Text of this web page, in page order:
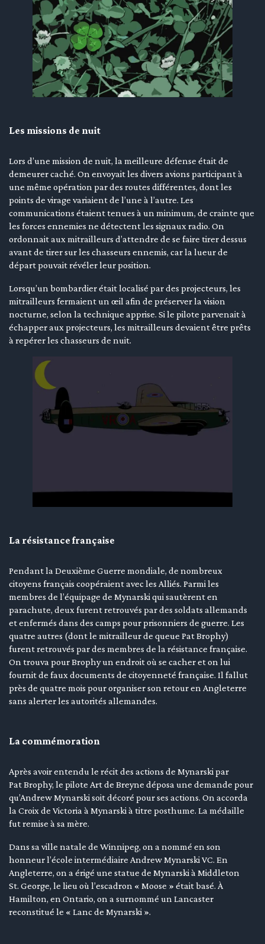
Les missions de nuit
Lors d’une mission de nuit, la meilleure défense était de
demeurer caché. On envoyait les divers avions participant à
une même opération par des routes différentes, dont les
points de virage variaient de l’une à l’autre. Les
communications étaient tenues à un minimum, de crainte que
les forces ennemies ne détectent les signaux radio. On
ordonnait aux mitrailleurs d’attendre de se faire tirer dessus
avant de tirer sur les chasseurs ennemis, car la lueur de
départ pouvait révéler leur position.
Lorsqu’un bombardier était localisé par des projecteurs, les
mitrailleurs fermaient un œil afin de préserver la vision
nocturne, selon la technique apprise. Si le pilote parvenait à
échapper aux projecteurs, les mitrailleurs devaient être prêts
à repérer les chasseurs de nuit.
La résistance française
Pendant la Deuxième Guerre mondiale, de nombreux
citoyens français coopéraient avec les Alliés. Parmi les
membres de l’équipage de Mynarski qui sautèrent en
parachute, deux furent retrouvés par des soldats allemands
et enfermés dans des camps pour prisonniers de guerre. Les
quatre autres (dont le mitrailleur de queue Pat Brophy)
furent retrouvés par des membres de la résistance française.
On trouva pour Brophy un endroit où se cacher et on lui
fournit de faux documents de citoyenneté française. Il fallut
près de quatre mois pour organiser son retour en Angleterre
sans alerter les autorités allemandes.
La commémoration
Après avoir entendu le récit des actions de Mynarski par
Pat Brophy, le pilote Art de Breyne déposa une demande pour
qu’Andrew Mynarski soit décoré pour ses actions. On accorda
la Croix de Victoria à Mynarski à titre posthume. La médaille
fut remise à sa mère.
Dans sa ville natale de Winnipeg, on a nommé en son
honneur l’école intermédiaire Andrew Mynarski VC. En
Angleterre, on a érigé une statue de Mynarski à Middleton
St. George, le lieu où l’escadron « Moose » était basé. À
Hamilton, en Ontario, on a surnommé un Lancaster
reconstitué le « Lanc de Mynarski ».